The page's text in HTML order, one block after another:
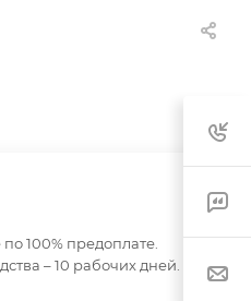
100% предоплате.
– 10 рабочих дней.